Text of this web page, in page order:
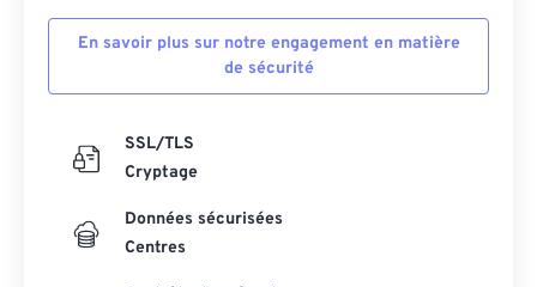
En savoir plus sur notre engagement en matière
de sécurité
SSL/TLS
Cryptage
Données sécurisées
Centres